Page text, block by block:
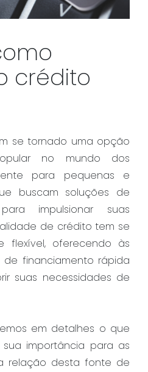
crédito
se tornado uma opção
no mundo dos
para pequenas e
buscam soluções de
impulsionar suas
de crédito tem se
flexível, oferecendo às
financiamento rápida
suas necessidades de
em detalhes o que
sua importância para as
relação desta fonte de